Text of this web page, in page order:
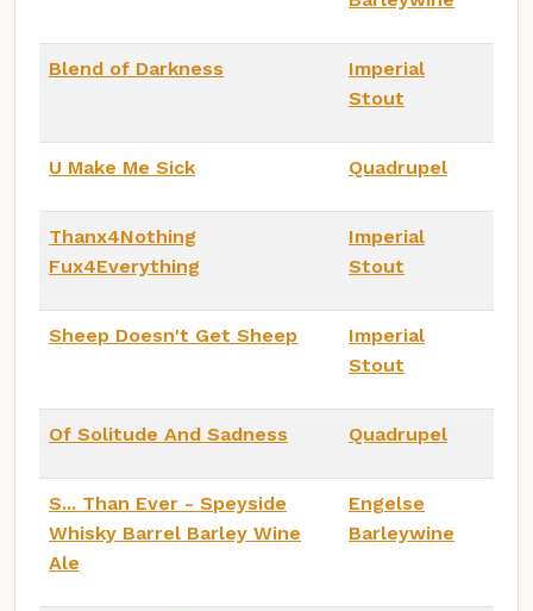
Blend of Darkness
Imperial
Stout
U Make Me Sick Quadrupel
Thanx4Nothing
Fux4Everything
Imperial
Stout
Sheep Doesn't Get Sheep
Imperial
Stout
Of Solitude And Sadness Quadrupel
S... Than Ever - Speyside
Whisky Barrel Barley Wine
Ale
Engelse
Barleywine